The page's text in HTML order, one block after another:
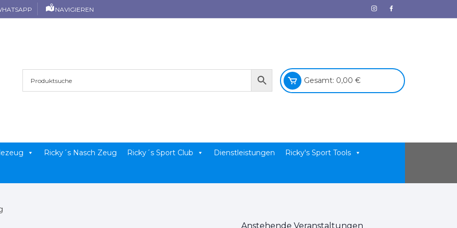
NAVIGIEREN
Gesamt: 0,00 €
Ricky´s Nasch Zeug Ricky´s Sport Club Dienstleistungen Ricky's Sport Tools
Anstehende Veranstaltungen